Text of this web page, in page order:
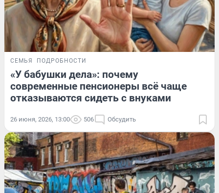
СЕМЬЯ ПОДРОБНОСТИ
«У бабушки дела»: почему
современные пенсионеры всё чаще
отказываются сидеть с внуками
26 июня, 2026, 13:00 506 Обсудить